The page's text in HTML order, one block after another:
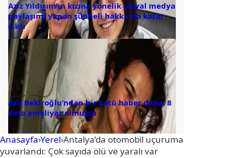
Aziz Yıldırım’ın kızına yönelik sosyal medya
paylaşımı yapan şüpheli hakkında karar
çıktı
Aslı Bekiroğlu’ndan bir kötü haber daha: 8
defa ameliyat olmuştu
Anasayfa›Yerel›Antalya’da otomobil uçuruma
yuvarlandı: Çok sayıda ölü ve yaralı var